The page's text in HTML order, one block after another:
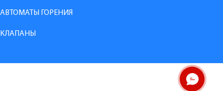
АВТОМАТЫ ГОРЕНИЯ
КЛАПАНЫ